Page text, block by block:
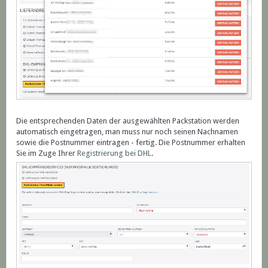
Die entsprechenden Daten der ausgewählten Packstation werden
automatisch eingetragen, man muss nur noch seinen Nachnamen
sowie die Postnummer eintragen - fertig. Die Postnummer erhalten
Sie im Zuge Ihrer Registrierung bei DHL.